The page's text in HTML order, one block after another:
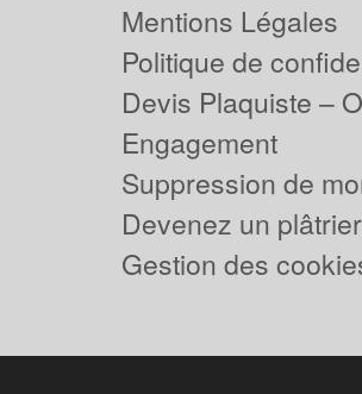
Mentions Légales
Politique de
Devis Plaquiste –
Engagement
Suppression de
Devenez un
Gestion des